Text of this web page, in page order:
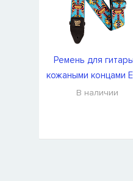
Ремень для
кожаными концами
Ball P05323
В наличии